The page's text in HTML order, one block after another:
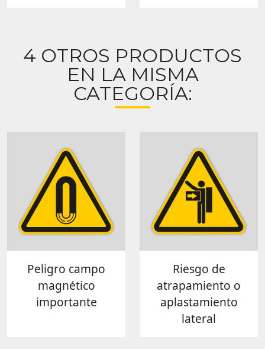
4 OTROS PRODUCTOS
EN LA MISMA
CATEGORÍA:
Peligro campo
magnético
importante
Riesgo de
atrapamiento o
aplastamiento
lateral